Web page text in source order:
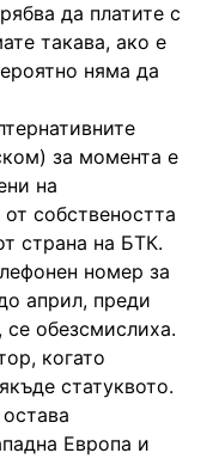
да платите с
такава, ако е
няма да
за момента е
на
собствеността
страна на БТК.
номер за
април, преди
обезсмислиха.
когато
статуквото.
Европа и